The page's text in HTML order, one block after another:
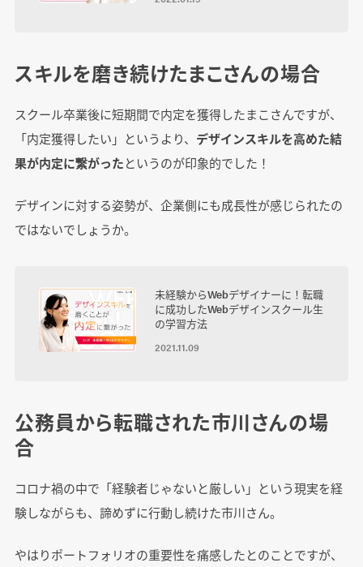
スキルを磨き続けたまこさんの場合
スクール卒業後に短期間で内定を獲得したまこさんですが、
「内定獲得したい」というより、 デザインスキルを高めた結
果が内定に繋がったというのが印象的でした！
デザインに対する姿勢が、企業側にも成長性が感じられたの
ではないでしょうか。
未経験からWebデザイナーに！転職
に成功したWebデザインスクール生
の学習方法
2021.11.09
公務員から転職された市川さんの場
合
コロナ禍の中で「経験者じゃないと厳しい」という現実を経
験しながらも、諦めずに行動し続けた市川さん。
やはりポートフォリオの重要性を痛感したとのことですが、